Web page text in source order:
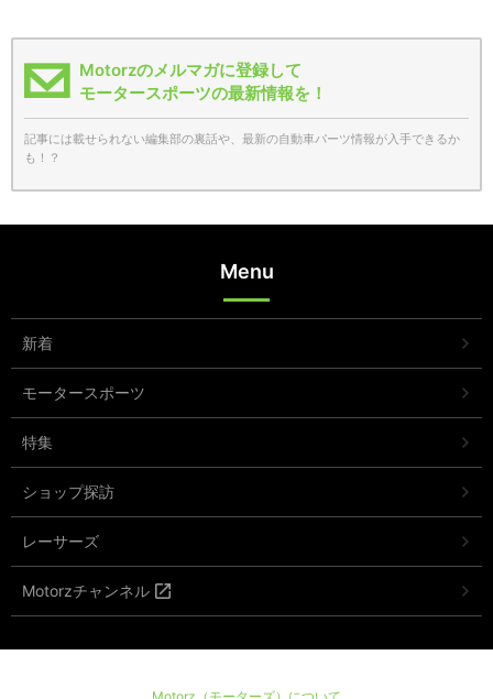
Motorzのメルマガに登録して
モータースポーツの最新情報を！
記事には載せられない編集部の裏話や、最新の自動車パーツ情報が入手できるか
も！？
Menu
新着
モータースポーツ
特集
ショップ探訪
レーサーズ
Motorzチャンネル